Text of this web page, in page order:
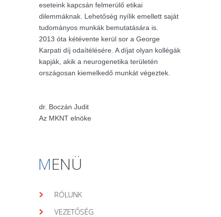
eseteink kapcsán felmerülő etikai
dilemmáknak. Lehetőség nyílik emellett saját
tudományos munkák bemutatására is.
2013 óta kétévente kerül sor a George
Karpati díj odaítélésére. A díjat olyan kollégák
kapják, akik a neurogenetika területén
országosan kiemelkedő munkát végeztek.
dr. Boczán Judit
Az MKNT elnöke
MENÜ
RÓLUNK
VEZETŐSÉG